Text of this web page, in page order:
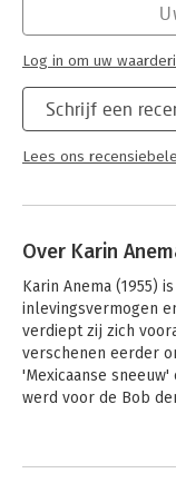
Schrijf een
Lees ons
Log in om uw
Over Karin
Karin Anema (1955)
inlevingsvermogen
verdiept zij zich
verschenen eerder
'Mexicaanse
werd voor de Bob
en zijn psychoses',
Andere